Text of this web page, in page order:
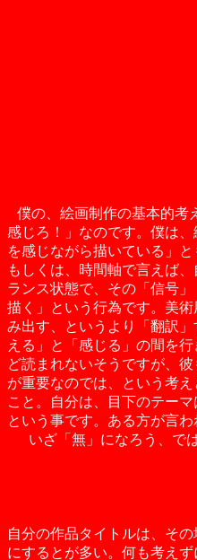
僕の、絵画制作の基本的考
感じろ！」なのです。僕は
を感じながら描いている」
もしくは、時間軸で言えば
ランス状態で、その「信号
描く」という行為です。美
み出す、というより「翻訳
える」と「感じる」の間を
ど読まれないそうですが、
が重要なのでは、という考
こと。自分は、目下のテー
という事です。ある方が言
いざ「無」になろう、で
自分の作品タイトルは、そ
にするとが多い。何も考え